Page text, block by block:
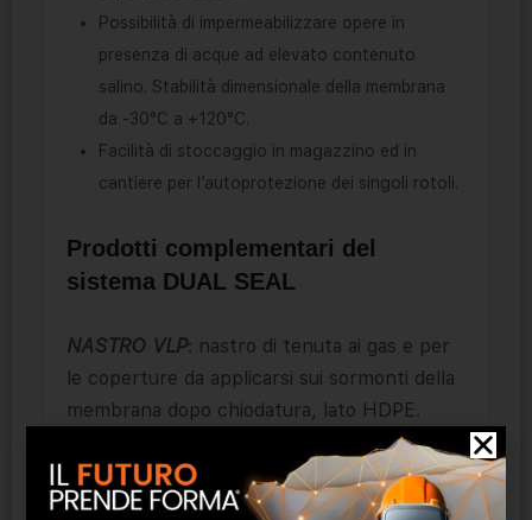
Possibilità di impermeabilizzare opere in
presenza di acque ad elevato contenuto
salino. Stabilità dimensionale della membrana
da -30°C a +120°C.
Facilità di stoccaggio in magazzino ed in
cantiere per l’autoprotezione dei singoli rotoli.
Prodotti complementari del
sistema DUAL SEAL
NASTRO VLP: nastro di tenuta ai gas e per
le coperture da applicarsi sui sormonti della
membrana dopo chiodatura, lato HDPE.
PARAMASTIC: mastice bentonitico per
rasare irregolarità del calcestruzzo, sigillare